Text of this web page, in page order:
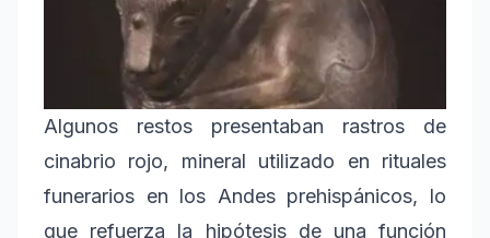
Algunos restos presentaban rastros de
cinabrio rojo, mineral utilizado en rituales
funerarios en los Andes prehispánicos, lo
que refuerza la hipótesis de una función